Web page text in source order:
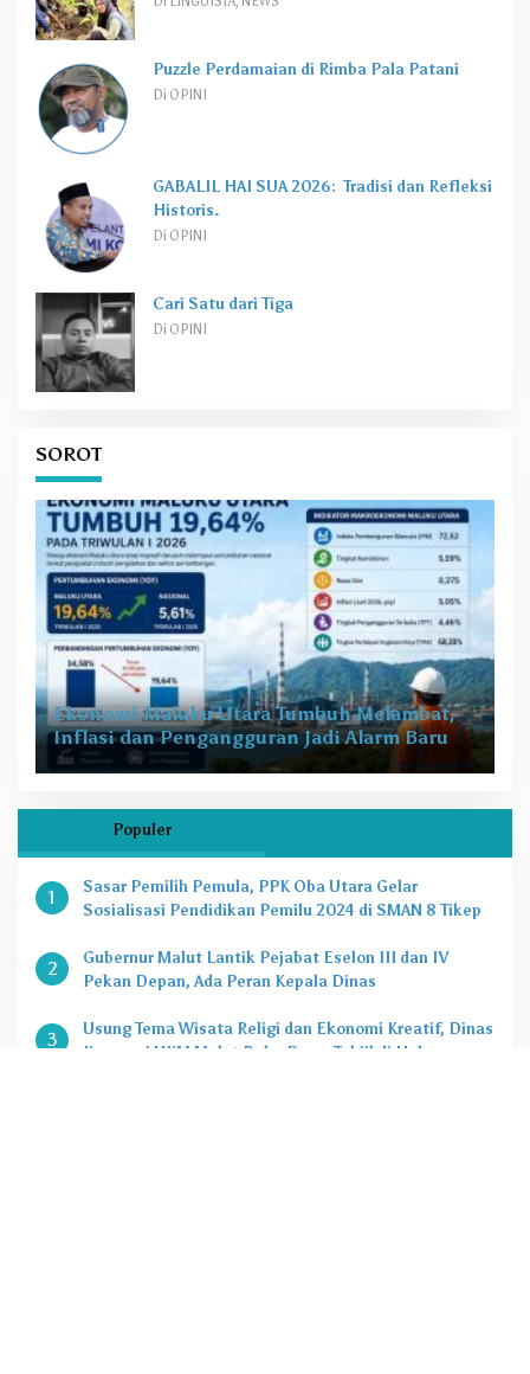
Puzzle Perdamaian di Rimba Pala Patani
Di OPINI
GABALIL HAI SUA 2026: Tradisi dan Refleksi
Historis.
Di OPINI
Cari Satu dari Tiga
Di OPINI
SOROT
Ekonomi Maluku Utara Tumbuh Melambat,
Inflasi dan Pengangguran Jadi Alarm Baru
Populer
1
Sasar Pemilih Pemula, PPK Oba Utara Gelar
Sosialisasi Pendidikan Pemilu 2024 di SMAN 8 Tikep
2
Gubernur Malut Lantik Pejabat Eselon III dan IV
Pekan Depan, Ada Peran Kepala Dinas
3
Usung Tema Wisata Religi dan Ekonomi Kreatif, Dinas
Koperasi UKM Malut Buka Pasar Takjil di Halaman